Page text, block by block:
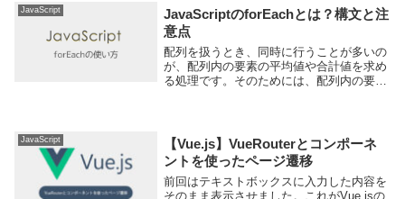
JavaScript
JavaScriptのforEachとは？構文と注
意点
配列を扱うとき、同時に行うことが多いの
が、配列内の要素の平均値や合計値を求め
る処理です。そのためには、配列内の要素
JavaScript
【Vue.js】VueRouterとコンポーネ
ントを使ったページ遷移
前回はテキストボックスに入力した内容を
そのまま表示させました。これがVue.jsの